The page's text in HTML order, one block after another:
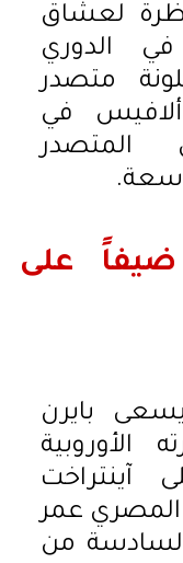
لعشاق
في الدوري
متصدر
ألافيس في
المتصدر
على
بايرن
الأوروبية
آينتراخت
المصري عمر
من